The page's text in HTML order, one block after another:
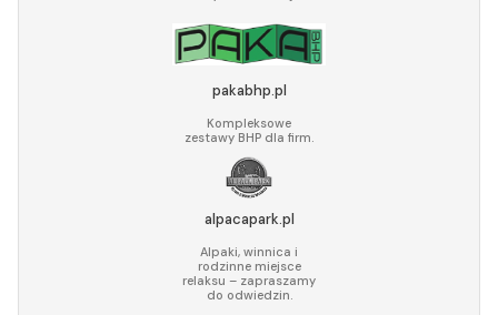
pakabhp.pl
Kompleksowe
zestawy BHP dla firm.
alpacapark.pl
Alpaki, winnica i
rodzinne miejsce
relaksu – zapraszamy
do odwiedzin.